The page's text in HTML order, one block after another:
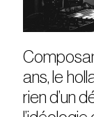
ans, le
rien d’un